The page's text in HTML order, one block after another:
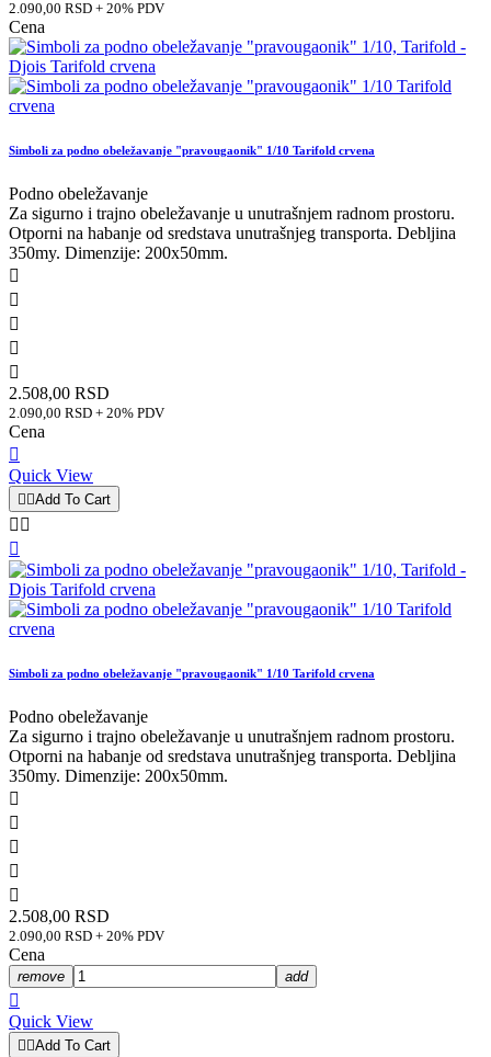
2.090,00 RSD + 20% PDV
Cena
Simboli za podno obeležavanje "pravougaonik" 1/10 Tarifold crvena
Podno obeležavanje
Za sigurno i trajno obeležavanje u unutrašnjem radnom prostoru.
Otporni na habanje od sredstava unutrašnjeg transporta. Debljina
350my. Dimenzije: 200x50mm.





2.508,00 RSD
2.090,00 RSD + 20% PDV
Cena

Quick View
 Add To Cart
 

Simboli za podno obeležavanje "pravougaonik" 1/10 Tarifold crvena
Podno obeležavanje
Za sigurno i trajno obeležavanje u unutrašnjem radnom prostoru.
Otporni na habanje od sredstava unutrašnjeg transporta. Debljina
350my. Dimenzije: 200x50mm.





2.508,00 RSD
2.090,00 RSD + 20% PDV
Cena
remove add

Quick View
 Add To Cart